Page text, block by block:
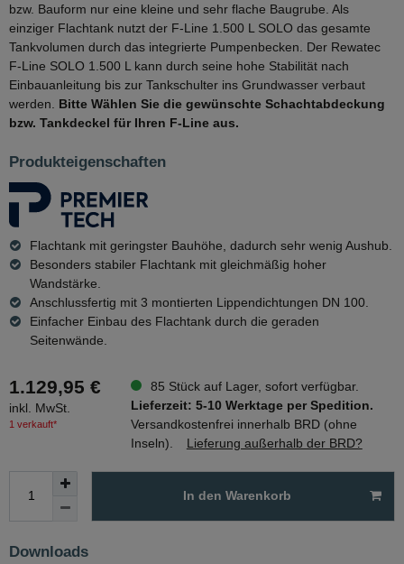
bzw. Bauform nur eine kleine und sehr flache Baugrube. Als
einziger Flachtank nutzt der F-Line 1.500 L SOLO das gesamte
Tankvolumen durch das integrierte Pumpenbecken. Der Rewatec
F-Line SOLO 1.500 L kann durch seine hohe Stabilität nach
Einbauanleitung bis zur Tankschulter ins Grundwasser verbaut
werden. Bitte Wählen Sie die gewünschte Schachtabdeckung
bzw. Tankdeckel für Ihren F-Line aus.
Produkteigenschaften
Flachtank mit geringster Bauhöhe, dadurch sehr wenig Aushub.
Besonders stabiler Flachtank mit gleichmäßig hoher
Wandstärke.
Anschlussfertig mit 3 montierten Lippendichtungen DN 100.
Einfacher Einbau des Flachtank durch die geraden
Seitenwände.
1.129,95 €
inkl. MwSt.
1 verkauft*
85 Stück auf Lager, sofort verfügbar.
Lieferzeit: 5-10 Werktage per Spedition.
Versandkostenfrei innerhalb BRD (ohne
Inseln).
Lieferung außerhalb der BRD?
In den Warenkorb
Downloads